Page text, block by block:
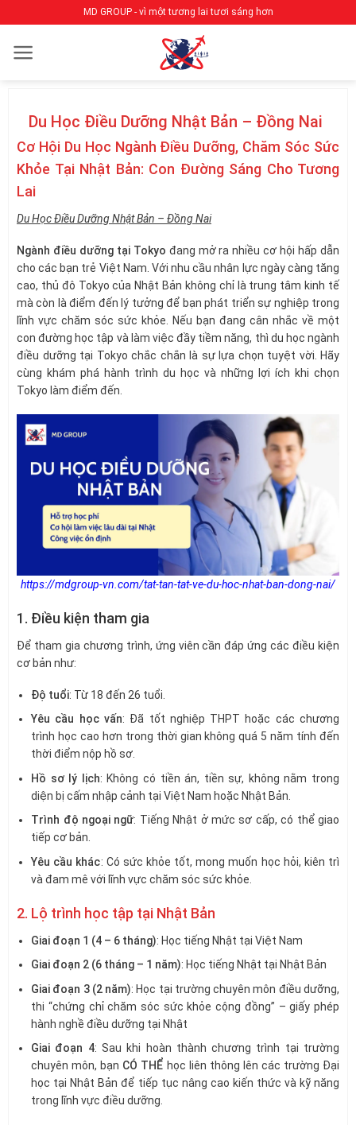
qua
nội
MD GROUP - vì một tương lai tươi sáng hơn
Du Học Điều Dưỡng Nhật Bản – Đồng Nai
Cơ Hội Du Học Ngành Điều Dưỡng, Chăm Sóc Sức
Khỏe Tại Nhật Bản: Con Đường Sáng Cho Tương
Lai
Du Học Điều Dưỡng Nhật Bản – Đồng Nai
Ngành điều dưỡng tại Tokyo đang mở ra nhiều cơ hội hấp dẫn
cho các bạn trẻ Việt Nam. Với nhu cầu nhân lực ngày càng tăng
cao, thủ đô Tokyo của Nhật Bản không chỉ là trung tâm kinh tế
mà còn là điểm đến lý tưởng để bạn phát triển sự nghiệp trong
lĩnh vực chăm sóc sức khỏe. Nếu bạn đang cân nhắc về một
con đường học tập và làm việc đầy tiềm năng, thì du học ngành
điều dưỡng tại Tokyo chắc chắn là sự lựa chọn tuyệt vời. Hãy
cùng khám phá hành trình du học và những lợi ích khi chọn
Tokyo làm điểm đến.
https://mdgroup-vn.com/tat-tan-tat-ve-du-hoc-nhat-ban-dong-nai/
1. Điều kiện tham gia
Để tham gia chương trình, ứng viên cần đáp ứng các điều kiện
cơ bản như:
Độ tuổi: Từ 18 đến 26 tuổi.
Yêu cầu học vấn: Đã tốt nghiệp THPT hoặc các chương
trình học cao hơn trong thời gian không quá 5 năm tính đến
thời điểm nộp hồ sơ.
Hồ sơ lý lịch: Không có tiền án, tiền sự, không nằm trong
diện bị cấm nhập cảnh tại Việt Nam hoặc Nhật Bản.
Trình độ ngoại ngữ: Tiếng Nhật ở mức sơ cấp, có thể giao
tiếp cơ bản.
Yêu cầu khác: Có sức khỏe tốt, mong muốn học hỏi, kiên trì
và đam mê với lĩnh vực chăm sóc sức khỏe.
2. Lộ trình học tập tại Nhật Bản
Giai đoạn 1 (4 – 6 tháng): Học tiếng Nhật tại Việt Nam
Giai đoạn 2 (6 tháng – 1 năm): Học tiếng Nhật tại Nhật Bản
Giai đoạn 3 (2 năm): Học tại trường chuyên môn điều dưỡng,
thi “chứng chỉ chăm sóc sức khỏe cộng đồng” – giấy phép
hành nghề điều dưỡng tại Nhật
Giai đoạn 4: Sau khi hoàn thành chương trình tại trường
chuyên môn, bạn CÓ THỂ học liên thông lên các trường Đại
học tại Nhật Bản để tiếp tục nâng cao kiến thức và kỹ năng
trong lĩnh vực điều dưỡng.